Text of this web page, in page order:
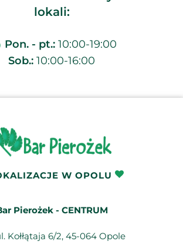
lokali:
Pon. - pt.: 10:00-19:00
Sob.: 10:00-16:00
Kołłątaja 6/2, 45-064 Opole
Pierożek - CENTRUM
W OPOLU